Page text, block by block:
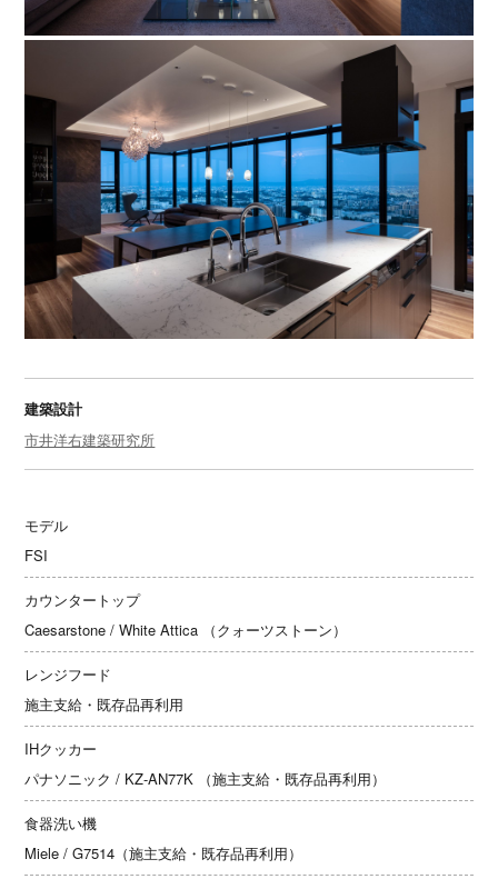
建築設計
市井洋右建築研究所
モデル
FSI
カウンタートップ
Caesarstone / White Attica （クォーツストーン）
レンジフード
施主支給・既存品再利用
IHクッカー
パナソニック / KZ-AN77K （施主支給・既存品再利用）
食器洗い機
Miele / G7514（施主支給・既存品再利用）